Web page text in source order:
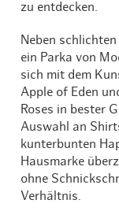
zu entdecken.
Neben
ein Parka von
sich mit dem
Apple of Eden
Roses in bester
Auswahl an
kunterbunten
Hausmarke
ohne
Verhältnis.